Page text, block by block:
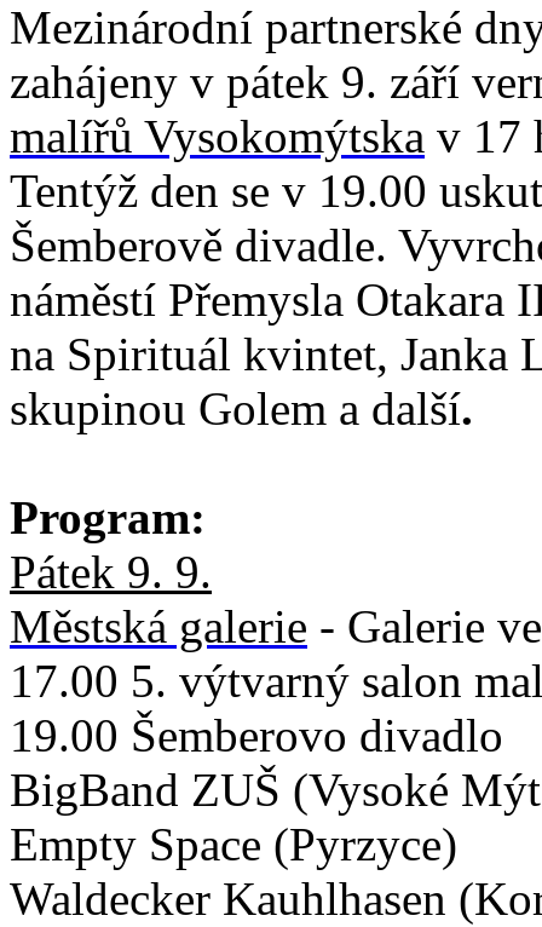
Mezinárodní partnerské
zahájeny v pátek 9. září
malířů Vysokomýtska v 17
Tentýž den se v 19.00
Šemberově divadle.
náměstí Přemysla
na Spirituál kvintet, Janka
skupinou Golem a další.
Program:
Pátek 9. 9.
Městská galerie - Galerie
17.00 5. výtvarný salon
19.00 Šemberovo divadlo
BigBand ZUŠ (Vysoké
Empty Space (Pyrzyce)
Waldecker Kauhlhasen